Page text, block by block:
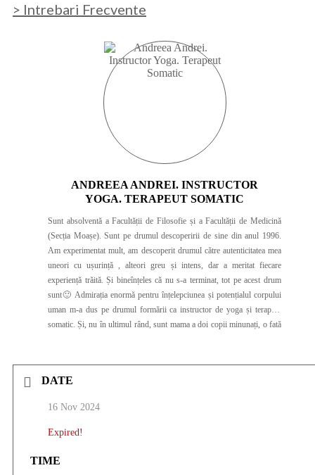
> Intrebari Frecvente
ANDREEA ANDREI. INSTRUCTOR
YOGA. TERAPEUT SOMATIC
Sunt absolventă a Facultății de Filosofie și a Facultății de Medicină
(Secția Moașe). Sunt pe drumul descoperirii de sine din anul 1996.
Am experimentat mult, am descoperit drumul către autenticitatea mea
uneori cu ușurință , alteori greu și intens, dar a meritat fiecare
experiență trăită. Și bineînțeles că nu s-a terminat, tot pe acest drum
sunt🙂 Admirația enormă pentru înțelepciunea și potențialul corpului
uman m-a dus pe drumul formării ca instructor de yoga și terapeut
somatic. Și, nu în ultimul rând, sunt mama a doi copii minunați, o fată
DATE
16 Nov 2024
Expired!
TIME